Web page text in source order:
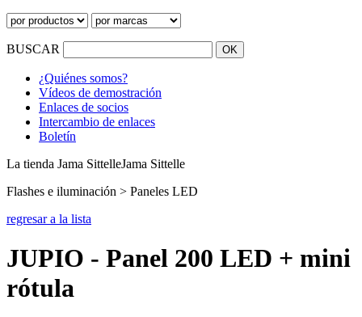
BUSCAR
¿Quiénes somos?
Vídeos de demostración
Enlaces de socios
Intercambio de enlaces
Boletín
La tienda Jama SittelleJama Sittelle
Flashes e iluminación > Paneles LED
regresar a la lista
JUPIO - Panel 200 LED + mini
rótula